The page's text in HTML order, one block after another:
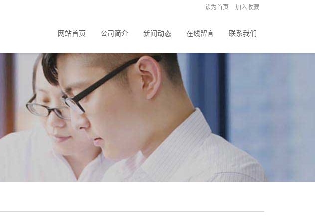
设为首页 加入收藏
网站首页 公司简介 新闻动态 在线留言 联系我们